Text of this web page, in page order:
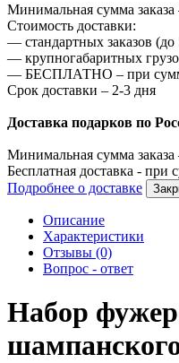
Минимальная сумма заказа
Стоимость доставки:
— стандартных заказов (до
— крупногабаритных
— БЕСПЛАТНО – при
Срок доставки – 2-3 дня
Доставка подарков по
Минимальная сумма заказа
Бесплатная доставка - при
Подробнее о доставке
Описание
Характеристики
Отзывы (0)
Вопрос - ответ
Набор